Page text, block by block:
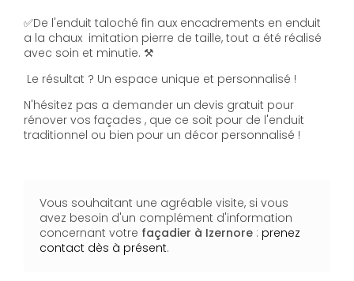
✅De l'enduit taloché fin aux encadrements en enduit
a la chaux imitation pierre de taille, tout a été réalisé
avec soin et minutie. ⚒️
Le résultat ? Un espace unique et personnalisé !
N'hésitez pas a demander un devis gratuit pour
rénover vos façades , que ce soit pour de l'enduit
traditionnel ou bien pour un décor personnalisé !
Vous souhaitant une agréable visite, si vous
avez besoin d'un complément d'information
concernant votre façadier à Izernore : prenez
contact dès à présent.